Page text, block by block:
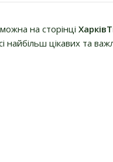
на сторінці
найбільш цікавих та